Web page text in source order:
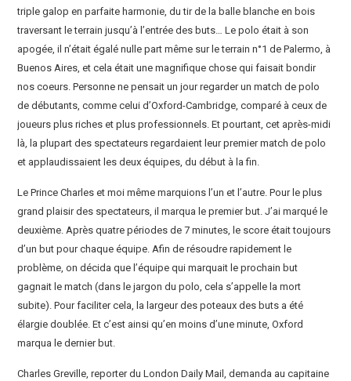
triple galop en parfaite harmonie, du tir de la balle blanche en bois
traversant le terrain jusqu’à l’entrée des buts… Le polo était à son
apogée, il n’était égalé nulle part même sur le terrain n°1 de Palermo, à
Buenos Aires, et cela était une magnifique chose qui faisait bondir
nos coeurs. Personne ne pensait un jour regarder un match de polo
de débutants, comme celui d’Oxford-Cambridge, comparé à ceux de
joueurs plus riches et plus professionnels. Et pourtant, cet après-midi
là, la plupart des spectateurs regardaient leur premier match de polo
et applaudissaient les deux équipes, du début à la fin.
Le Prince Charles et moi même marquions l’un et l’autre. Pour le plus
grand plaisir des spectateurs, il marqua le premier but. J’ai marqué le
deuxième. Après quatre périodes de 7 minutes, le score était toujours
d’un but pour chaque équipe. Afin de résoudre rapidement le
problème, on décida que l’équipe qui marquait le prochain but
gagnait le match (dans le jargon du polo, cela s’appelle la mort
subite). Pour faciliter cela, la largeur des poteaux des buts a été
élargie doublée. Et c’est ainsi qu’en moins d’une minute, Oxford
marqua le dernier but.
Charles Greville, reporter du London Daily Mail, demanda au capitaine